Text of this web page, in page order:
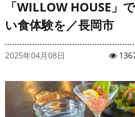
「WILLOW HOUSE」
い食体験を／長岡市
2025年04月08日